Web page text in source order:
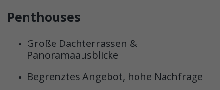
Penthouses
Große Dachterrassen &
Panoramaausblicke
Begrenztes Angebot, hohe Nachfrage